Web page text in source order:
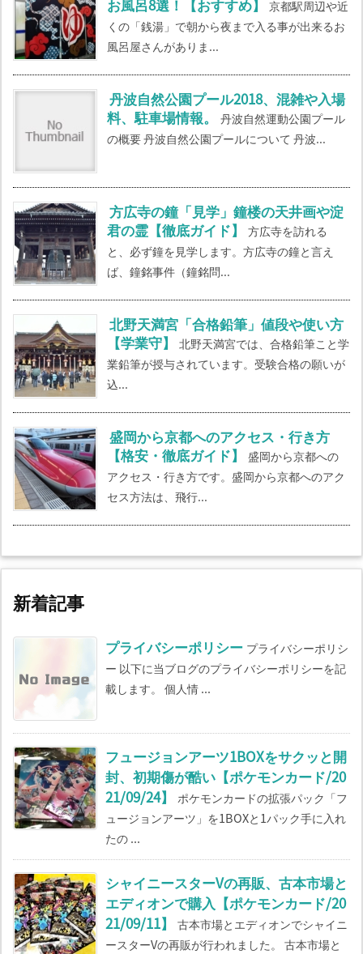
お風呂8選！【おすすめ】
京都駅周辺や近
くの「銭湯」で朝から夜まで入る事が出来るお
風呂屋さんがありま...
丹波自然公園プール2018、混雑や入場
料、駐車場情報。
丹波自然運動公園プール
の概要 丹波自然公園プールについて 丹波...
方広寺の鐘「見学」鐘楼の天井画や淀
君の霊【徹底ガイド】
方広寺を訪れる
と、必ず鐘を見学します。方広寺の鐘と言え
ば、鐘銘事件（鐘銘問...
北野天満宮「合格鉛筆」値段や使い方
【学業守】
北野天満宮では、合格鉛筆こと学
業鉛筆が授与されています。受験合格の願いが
込...
盛岡から京都へのアクセス・行き方
【格安・徹底ガイド】
盛岡から京都への
アクセス・行き方です。盛岡から京都へのアク
セス方法は、飛行...
新着記事
プライバシーポリシー プライバシーポリシ
ー 以下に当ブログのプライバシーポリシーを記
載します。 個人情 ...
フュージョンアーツ1BOXをサクッと開
封、初期傷が酷い【ポケモンカード/20
21/09/24】
ポケモンカードの拡張パック「フ
ュージョンアーツ」を1BOXと1パック手に入れ
たの ...
シャイニースターVの再販、古本市場と
エディオンで購入【ポケモンカード/20
21/09/11】
古本市場とエディオンでシャイニ
ースターVの再販が行われました。 古本市場と